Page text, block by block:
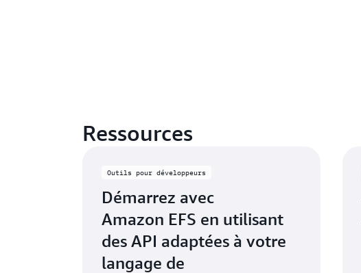
Ressources
Outils pour développeurs
Démarrez avec
Amazon EFS en utilisant
des API adaptées à votre
langage de